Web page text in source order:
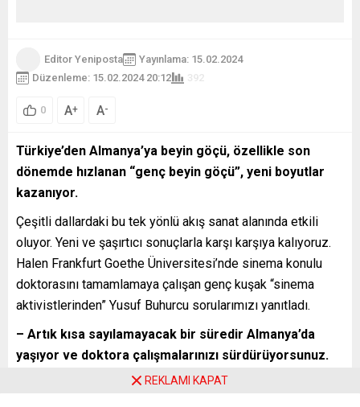
Editor Yeniposta
Yayınlama: 15.02.2024
Düzenleme: 15.02.2024 20:12
392
0 A+ A-
Türkiye’den Almanya’ya beyin göçü, özellikle son
dönemde hızlanan “genç beyin göçü”, yeni boyutlar
kazanıyor.
Çeşitli dallardaki bu tek yönlü akış sanat alanında etkili
oluyor. Yeni ve şaşırtıcı sonuçlarla karşı karşıya kalıyoruz.
Halen Frankfurt Goethe Üniversitesi’nde sinema konulu
doktorasını tamamlamaya çalışan genç kuşak “sinema
aktivistlerinden” Yusuf Buhurcu sorularımızı yanıtladı.
– Artık kısa sayılamayacak bir süredir Almanya’da
yaşıyor ve doktora çalışmalarınızı sürdürüyorsunuz.
Sonradan gelenlerdensiniz, yani. O nedenle gözlem
REKLAMI KAPAT